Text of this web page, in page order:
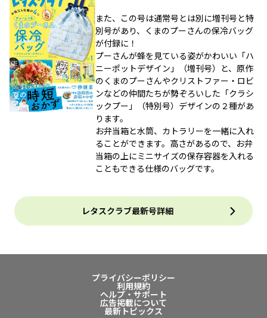
また、この号は通常号とは別に増刊号と特
別号があり、くまのプーさんの保冷バッグ
が付録に！
プーさんが蜂を見ている姿がかわいい「ハ
ニーポットデザイン」（増刊号）と、原作
のくまのプーさんやクリストファー・ロビ
ンなどの仲間たちが勢ぞろいした「クラシ
ックプー」（特別号）デザインの２種があ
ります。
お弁当箱と水筒、カトラリーを一緒に入れ
ることができます。高さがあるので、お弁
当箱の上にミニサイズの保存容器を入れる
こともできる仕様のバッグです。
レタスクラブ最新号詳細
プライバシーポリシー
利用規約
ヘルプ・サポート
広告掲載について
最新トピックス